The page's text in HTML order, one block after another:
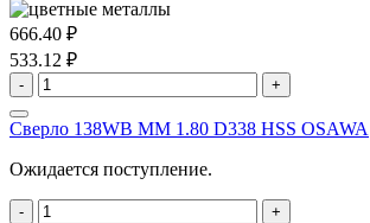
666.40 ₽
533.12 ₽
- +
Сверло 138WB MM 1.80 D338 HSS OSAWA
Ожидается поступление.
- +